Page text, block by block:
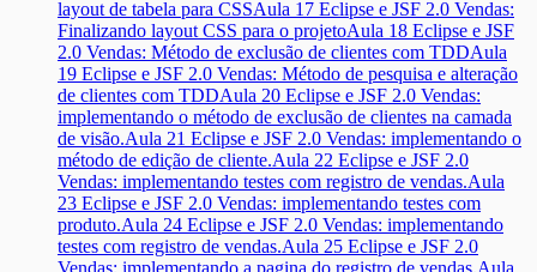
layout de tabela para CSSAula 17 Eclipse e JSF 2.0 Vendas:
Finalizando layout CSS para o projetoAula 18 Eclipse e JSF
2.0 Vendas: Método de exclusão de clientes com TDDAula
19 Eclipse e JSF 2.0 Vendas: Método de pesquisa e alteração
de clientes com TDDAula 20 Eclipse e JSF 2.0 Vendas:
implementando o método de exclusão de clientes na camada
de visão.Aula 21 Eclipse e JSF 2.0 Vendas: implementando o
método de edição de cliente.Aula 22 Eclipse e JSF 2.0
Vendas: implementando testes com registro de vendas.Aula
23 Eclipse e JSF 2.0 Vendas: implementando testes com
produto.Aula 24 Eclipse e JSF 2.0 Vendas: implementando
testes com registro de vendas.Aula 25 Eclipse e JSF 2.0
Vendas: implementando a pagina do registro de vendas.Aula